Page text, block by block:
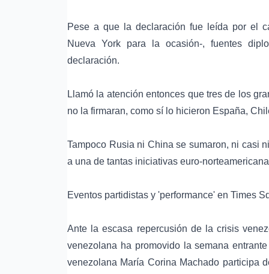
Pese a que la declaración fue leída por el
Nueva York para la ocasión-, fuentes
declaración.
Llamó la atención entonces que tres de los
no la firmaran, como sí lo hicieron España,
Tampoco Rusia ni China se sumaron, ni casi
a una de tantas iniciativas euro-
Eventos partidistas y 'performance' en Times
Ante la escasa repercusión de la crisis
venezolana ha promovido la semana
venezolana María Corina Machado participa